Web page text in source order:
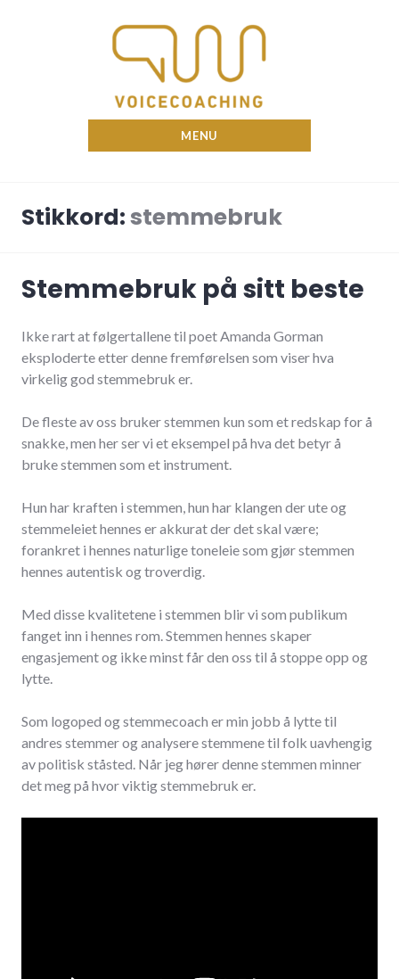
Nina Voicecoach
MENU
Stikkord:stemmebruk
Stemmebruk på sitt beste
Ikke rart at følgertallene til poet Amanda Gorman
eksploderte etter denne fremførelsen som viser hva
virkelig god stemmebruk er.
De fleste av oss bruker stemmen kun som et redskap for å
snakke, men her ser vi et eksempel på hva det betyr å
bruke stemmen som et instrument.
Hun har kraften i stemmen, hun har klangen der ute og
stemmeleiet hennes er akkurat der det skal være;
forankret i hennes naturlige toneleie som gjør stemmen
hennes autentisk og troverdig.
Med disse kvalitetene i stemmen blir vi som publikum
fanget inn i hennes rom. Stemmen hennes skaper
engasjement og ikke minst får den oss til å stoppe opp og
lytte.
Som logoped og stemmecoach er min jobb å lytte til
andres stemmer og analysere stemmene til folk uavhengig
av politisk ståsted. Når jeg hører denne stemmen minner
det meg på hvor viktig stemmebruk er.